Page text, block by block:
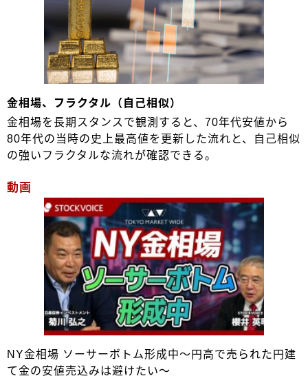
金相場、フラクタル（自己相似）
金相場を長期スタンスで観測すると、70年代安値から
80年代の当時の史上最高値を更新した流れと、自己相似
の強いフラクタルな流れが確認できる。
動画
NY金相場 ソーサーボトム形成中～円高で売られた円建
て金の安値売込みは避けたい～